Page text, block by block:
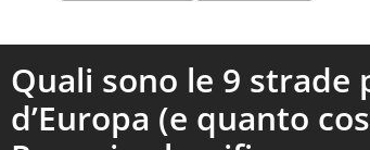
Quali sono le 9 strade
d’Europa (e quanto